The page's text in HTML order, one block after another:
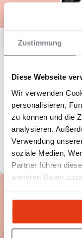
Zustimmung
Diese Webseite
Wir verwenden
personalisieren,
zu können und die
analysieren.
Verwendung
soziale Medien,
Partner führen
weiteren Daten
gesammelt haben.
Italienische
80.000 €